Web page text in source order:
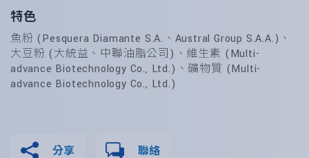
特色
魚粉 (Pesquera Diamante S.A.、Austral Group S.A.A.)、
大豆粉 (大統益、中聯油脂公司)、維生素 (Multi-
advance Biotechnology Co., Ltd.)、礦物質 (Multi-
advance Biotechnology Co., Ltd.)
分享 聯絡